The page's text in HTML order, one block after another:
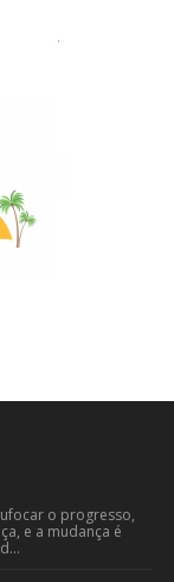
o progresso,
e a mudança é